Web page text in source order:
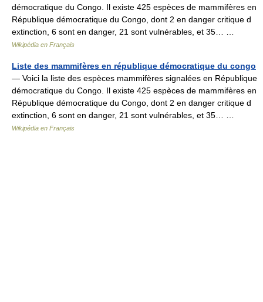
démocratique du Congo. Il existe 425 espèces de mammifères en
République démocratique du Congo, dont 2 en danger critique d
extinction, 6 sont en danger, 21 sont vulnérables, et 35… …
Wikipédia en Français
Liste des mammifères en république démocratique du congo
— Voici la liste des espèces mammifères signalées en République
démocratique du Congo. Il existe 425 espèces de mammifères en
République démocratique du Congo, dont 2 en danger critique d
extinction, 6 sont en danger, 21 sont vulnérables, et 35… …
Wikipédia en Français